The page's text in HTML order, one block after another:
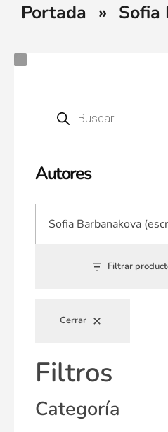
Portada » Sofia
Autores
Filtrar
Cerrar
Filtros
Categoría